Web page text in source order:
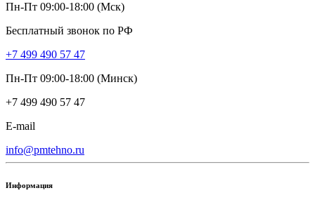
Пн-Пт 09:00-18:00 (Мск)
Бесплатный звонок по РФ
+7 499 490 57 47
Пн-Пт 09:00-18:00 (Минск)
+7 499 490 57 47
E-mail
info@pmtehno.ru
Информация